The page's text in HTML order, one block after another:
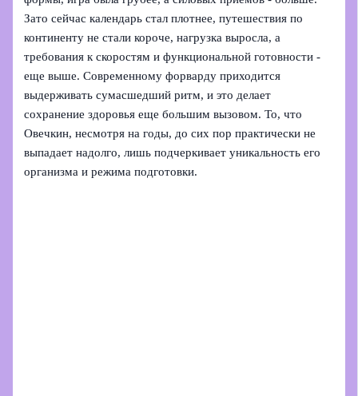
Зато сейчас календарь стал плотнее, путешествия по
континенту не стали короче, нагрузка выросла, а
требования к скоростям и функциональной готовности -
еще выше. Современному форварду приходится
выдерживать сумасшедший ритм, и это делает
сохранение здоровья еще большим вызовом. То, что
Овечкин, несмотря на годы, до сих пор практически не
выпадает надолго, лишь подчеркивает уникальность его
организма и режима подготовки.